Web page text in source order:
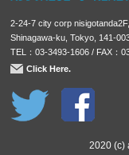
ビ
ゲ
ー
シ
ョ
:
2-24-7 city corp
Shinagawa-ku, Tokyo, 141-
TEL：03-3493-1606 / FAX：
Click Here.
2020 (c)